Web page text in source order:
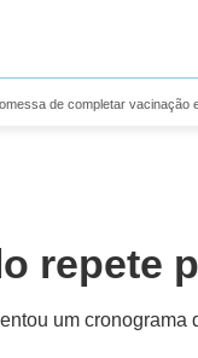
de completar vacinação
repete
um